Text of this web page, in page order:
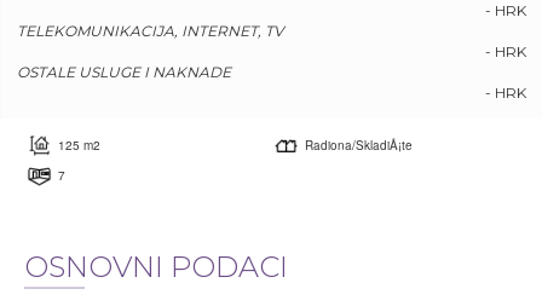
- HRK
TELEKOMUNIKACIJA, INTERNET, TV
- HRK
OSTALE USLUGE I NAKNADE
- HRK
125 m2
Radiona/SkladiÅ¡te
7
OSNOVNI PODACI